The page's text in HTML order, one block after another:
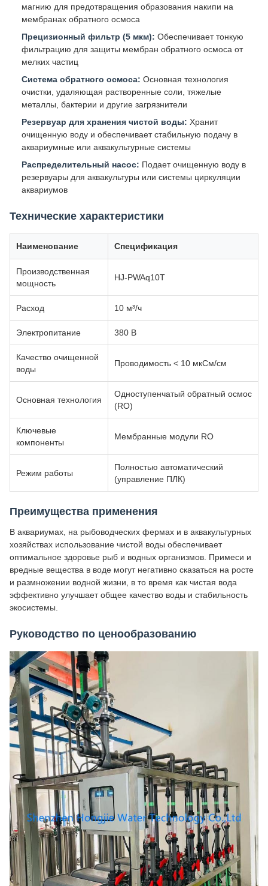
магнию для предотвращения образования накипи на
мембранах обратного осмоса
Прецизионный фильтр (5 мкм): Обеспечивает тонкую
фильтрацию для защиты мембран обратного осмоса от
мелких частиц
Система обратного осмоса: Основная технология
очистки, удаляющая растворенные соли, тяжелые
металлы, бактерии и другие загрязнители
Резервуар для хранения чистой воды: Хранит
очищенную воду и обеспечивает стабильную подачу в
аквариумные или аквакультурные системы
Распределительный насос: Подает очищенную воду в
резервуары для аквакультуры или системы циркуляции
аквариумов
Технические характеристики
Наименование Спецификация
Производственная
мощность
HJ-PWAq10T
Расход 10 м³/ч
Электропитание 380 В
Качество очищенной
воды
Проводимость < 10 мкСм/см
Основная технология
Одноступенчатый обратный осмос
(RO)
Ключевые
компоненты
Мембранные модули RO
Режим работы
Полностью автоматический
(управление ПЛК)
Преимущества применения
В аквариумах, на рыбоводческих фермах и в аквакультурных
хозяйствах использование чистой воды обеспечивает
оптимальное здоровье рыб и водных организмов. Примеси и
вредные вещества в воде могут негативно сказаться на росте
и размножении водной жизни, в то время как чистая вода
эффективно улучшает общее качество воды и стабильность
экосистемы.
Руководство по ценообразованию